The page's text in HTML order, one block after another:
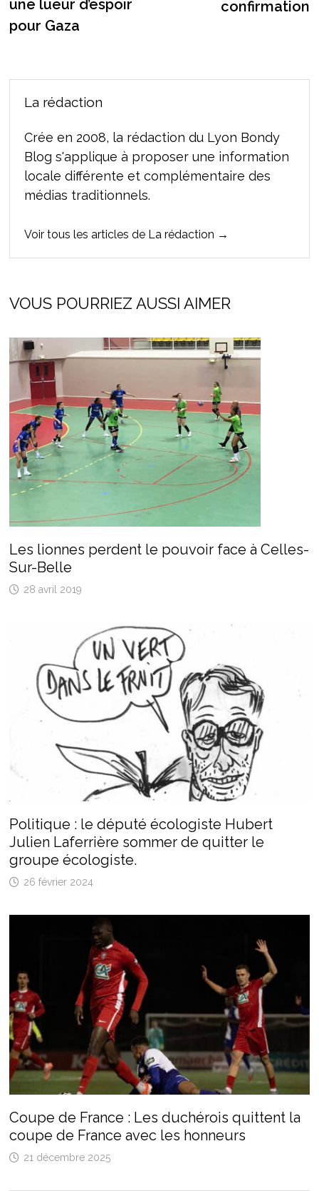
une lueur d’espoir
pour Gaza
confirmation
La rédaction
Crée en 2008, la rédaction du Lyon Bondy
Blog s'applique à proposer une information
locale différente et complémentaire des
médias traditionnels.
Voir tous les articles de La rédaction →
VOUS POURRIEZ AUSSI AIMER
Les lionnes perdent le pouvoir face à Celles-
Sur-Belle
28 avril 2019
Politique : le député écologiste Hubert
Julien Laferrière sommer de quitter le
groupe écologiste.
26 février 2024
Coupe de France : Les duchérois quittent la
coupe de France avec les honneurs
21 décembre 2025